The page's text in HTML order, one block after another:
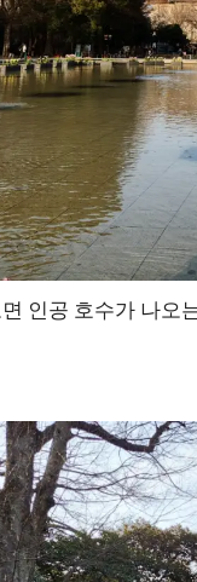
인공 호수가 나오